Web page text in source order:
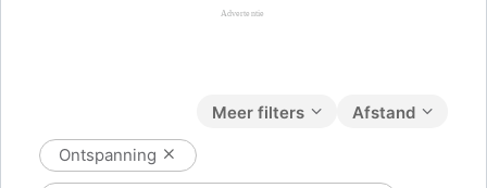
Afstand
Meer filters
Ontspanning